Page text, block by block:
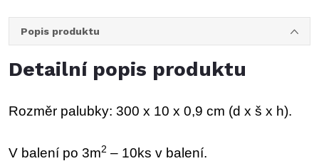
Popis produktu
Detailní popis produktu
Rozměr palubky: 300 x 10 x 0,9 cm (d x š x h).
V balení po 3m2 – 10ks v balení.